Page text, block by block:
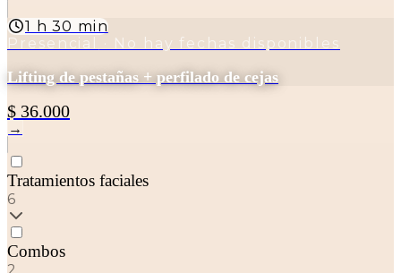
1 h 30 min
Presencial
· No hay fechas disponibles
Lifting de pestañas + perfilado de cejas
$ 36.000
→
Tratamientos faciales
6
Combos